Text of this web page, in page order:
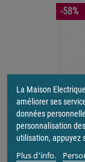
-58%
La Maison
améliorer ses
données
personnalisation
utilisation, appuyez
Plus d'info.